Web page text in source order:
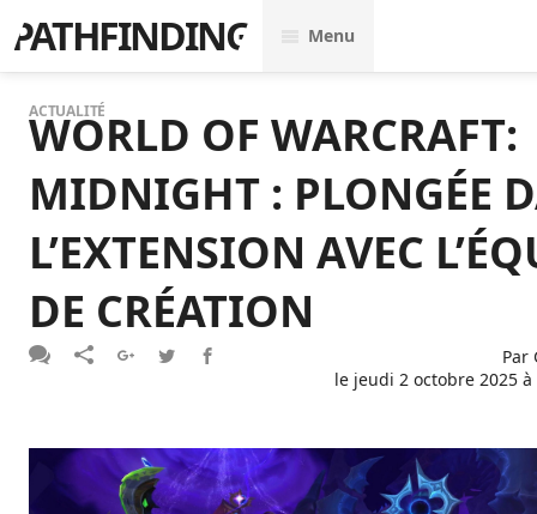
PATHFINDING Menu
ACTUALITÉ
WORLD OF WARCRAFT:
MIDNIGHT : PLONGÉE
L’EXTENSION AVEC
DE CRÉATION
Par
le jeudi 2 octobre 2025 à